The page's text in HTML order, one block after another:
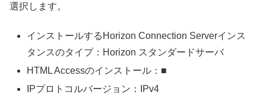
選択します。
インストールするHorizon Connection Serverインス
タンスのタイプ：Horizon スタンダードサーバ
HTML Accessのインストール：■
IPプロトコルバージョン：IPv4